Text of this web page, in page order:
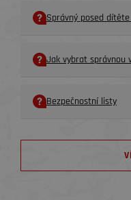
Správný posed
Jak vybrat správnou
Bezpečnostní listy